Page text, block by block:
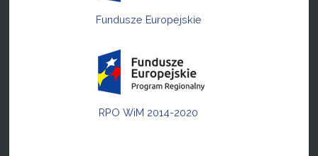
Fundusze Europejskie
RPO WiM 2014-2020